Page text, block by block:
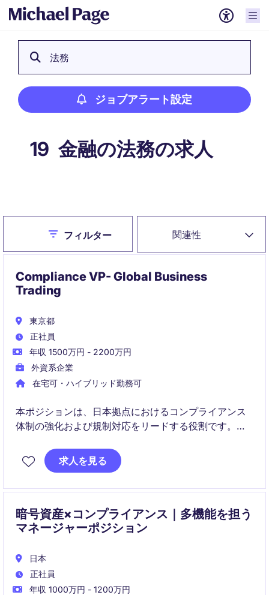
法務
ジョブアラート設定
19 金融の法務の求人
関連性
Closeフィルター
Compliance VP- Global Business
Trading
東京都
正社員
年収 1500万円 - 2200万円
外資系企業
在宅可・ハイブリッド勤務可
本ポジションは、日本拠点におけるコンプライアンス
体制の強化および規制対応をリードする役割です。ビ
業を支える重要なポジションです。
求人を見る
暗号資産×コンプライアンス｜多機能を担う
マネージャーポジション
日本
正社員
年収 1000万円 - 1200万円